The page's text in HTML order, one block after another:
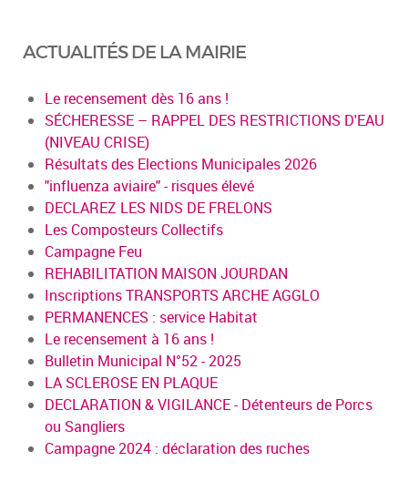
ACTUALITÉS DE LA MAIRIE
Le recensement dès 16 ans !
SÉCHERESSE – RAPPEL DES RESTRICTIONS D'EAU
(NIVEAU CRISE)
Résultats des Elections Municipales 2026
"influenza aviaire" - risques élevé
DECLAREZ LES NIDS DE FRELONS
Les Composteurs Collectifs
Campagne Feu
REHABILITATION MAISON JOURDAN
Inscriptions TRANSPORTS ARCHE AGGLO
PERMANENCES : service Habitat
Le recensement à 16 ans !
Bulletin Municipal N°52 - 2025
LA SCLEROSE EN PLAQUE
DECLARATION & VIGILANCE - Détenteurs de Porcs
ou Sangliers
Campagne 2024 : déclaration des ruches